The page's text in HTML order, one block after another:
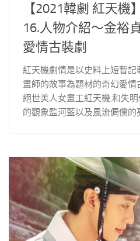
【2021韓劇 紅天
16.人物介紹～金裕
愛情古裝劇
紅天機劇情是以史料上短暫
畫師的故事為題材的奇幻愛情
絕世美人女畫工紅天機,和失
的觀象監河藍以及風流倜儻